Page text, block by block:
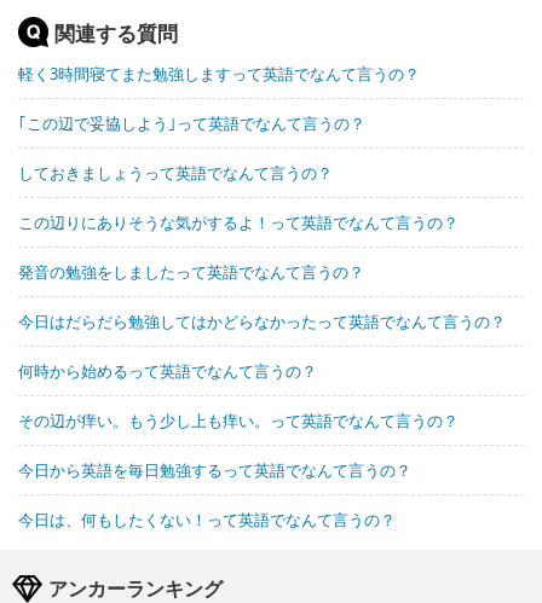
関連する質問
軽く3時間寝てまた勉強しますって英語でなんて言うの？
｢この辺で妥協しよう｣って英語でなんて言うの？
しておきましょうって英語でなんて言うの？
この辺りにありそうな気がするよ！って英語でなんて言うの？
発音の勉強をしましたって英語でなんて言うの？
今日はだらだら勉強してはかどらなかったって英語でなんて言うの？
何時から始めるって英語でなんて言うの？
その辺が痒い。もう少し上も痒い。って英語でなんて言うの？
今日から英語を毎日勉強するって英語でなんて言うの？
今日は、何もしたくない！って英語でなんて言うの？
アンカーランキング